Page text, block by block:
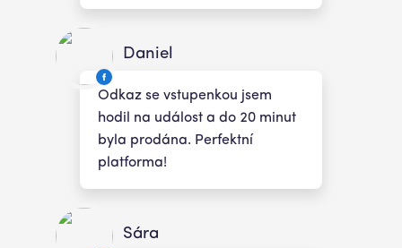
Daniel
Odkaz se vstupenkou jsem
hodil na událost a do 20 minut
byla prodána. Perfektní
platforma!
Sára